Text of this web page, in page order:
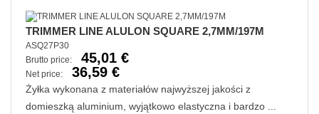
TRIMMER LINE ALULON SQUARE 2,7MM/197M
ASQ27P30
Brutto price:
45,01 €
Net price: 36,59 €
Żyłka wykonana z materiałów najwyższej jakości z
domieszką aluminium, wyjątkowo elastyczna i bardzo ...